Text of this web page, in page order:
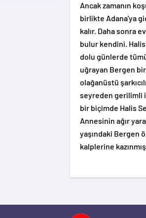
Ancak zamanın
birlikte Adana'ya
kalır. Daha sonra
bulur kendini.
dolu günlerde
uğrayan Bergen
olağanüstü
seyreden gerilimli
bir biçimde Halis
Annesinin ağır
yaşındaki Bergen
kalplerine